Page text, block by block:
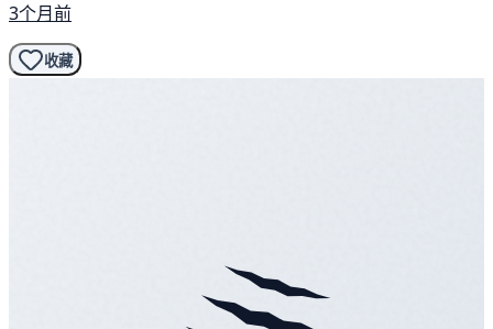
3个月前
收藏